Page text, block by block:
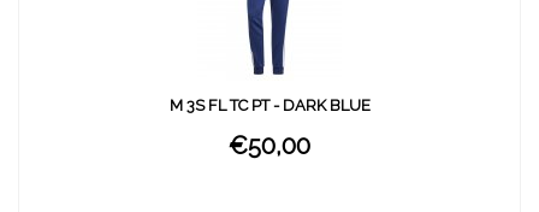
M 3S FL TC PT - DARK BLUE
€50,00